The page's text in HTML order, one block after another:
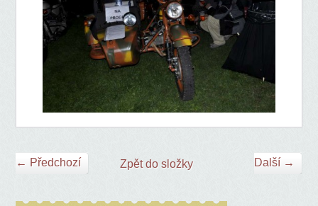
← Předchozí Další →
Zpět do složky